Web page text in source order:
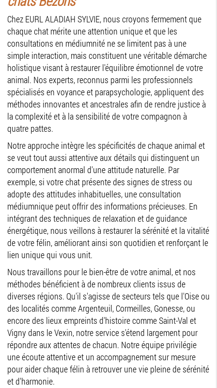
Chez EURL ALADIAH SYLVIE, nous croyons fermement que
chaque chat mérite une attention unique et que les
consultations en médiumnité ne se limitent pas à une
simple interaction, mais constituent une véritable démarche
holistique visant à restaurer l'équilibre émotionnel de votre
animal. Nos experts, reconnus parmi les professionnels
spécialisés en voyance et parapsychologie, appliquent des
méthodes innovantes et ancestrales afin de rendre justice à
la complexité et à la sensibilité de votre compagnon à
quatre pattes.
Notre approche intègre les spécificités de chaque animal et
se veut tout aussi attentive aux détails qui distinguent un
comportement anormal d'une attitude naturelle. Par
exemple, si votre chat présente des signes de stress ou
adopte des attitudes inhabituelles, une consultation
médiumnique peut offrir des informations précieuses. En
intégrant des techniques de relaxation et de guidance
énergétique, nous veillons à restaurer la sérénité et la vitalité
de votre félin, améliorant ainsi son quotidien et renforçant le
lien unique qui vous unit.
Nous travaillons pour le bien-être de votre animal, et nos
méthodes bénéficient à de nombreux clients issus de
diverses régions. Qu'il s'agisse de secteurs tels que l'Oise ou
des localités comme Argenteuil, Cormeilles, Gonesse, ou
encore des lieux empreints d'histoire comme Saint-Val et
Vigny dans le Vexin, notre service s'étend largement pour
répondre aux attentes de chacun. Notre équipe privilégie
une écoute attentive et un accompagnement sur mesure
pour aider chaque félin à retrouver une vie pleine de sérénité
et d'harmonie.